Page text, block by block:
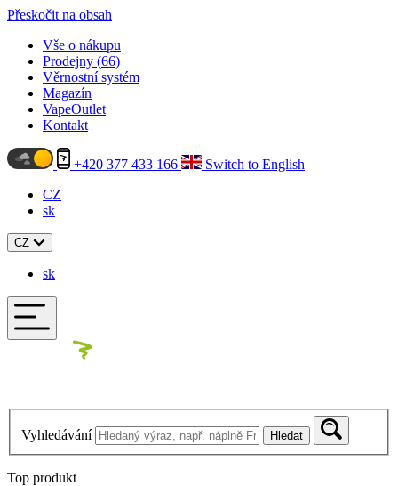
Přeskočit na obsah
Vše o nákupu
Prodejny (66)
Věrnostní systém
Magazín
VapeOutlet
Kontakt
+420 377 433 166
Switch to English
CZ
sk
CZ
sk
Vyhledávání Hledat
Top produkt